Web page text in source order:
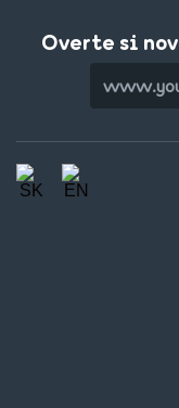
Overte si